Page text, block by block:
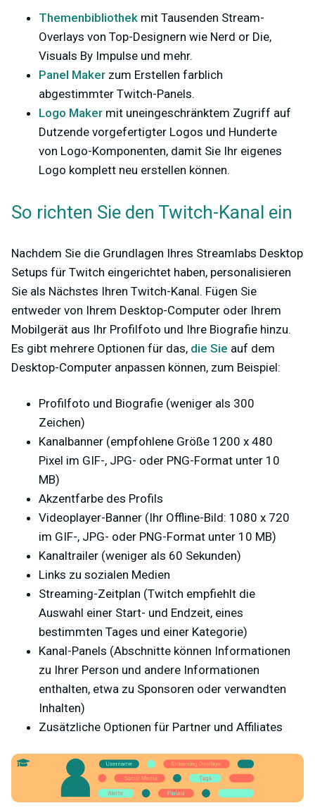
Themenbibliothek mit Tausenden Stream-
Overlays von Top-Designern wie Nerd or Die,
Visuals By Impulse und mehr.
Panel Maker zum Erstellen farblich
abgestimmter Twitch-Panels.
Logo Maker mit uneingeschränktem Zugriff auf
Dutzende vorgefertigter Logos und Hunderte
von Logo-Komponenten, damit Sie Ihr eigenes
Logo komplett neu erstellen können.
So richten Sie den Twitch-Kanal ein
Nachdem Sie die Grundlagen Ihres Streamlabs Desktop
Setups für Twitch eingerichtet haben, personalisieren
Sie als Nächstes Ihren Twitch-Kanal. Fügen Sie
entweder von Ihrem Desktop-Computer oder Ihrem
Mobilgerät aus Ihr Profilfoto und Ihre Biografie hinzu.
Es gibt mehrere Optionen für das, die Sie auf dem
Desktop-Computer anpassen können, zum Beispiel:
Profilfoto und Biografie (weniger als 300
Zeichen)
Kanalbanner (empfohlene Größe 1200 x 480
Pixel im GIF-, JPG- oder PNG-Format unter 10
MB)
Akzentfarbe des Profils
Videoplayer-Banner (Ihr Offline-Bild: 1080 x 720
im GIF-, JPG- oder PNG-Format unter 10 MB)
Kanaltrailer (weniger als 60 Sekunden)
Links zu sozialen Medien
Streaming-Zeitplan (Twitch empfiehlt die
Auswahl einer Start- und Endzeit, eines
bestimmten Tages und einer Kategorie)
Kanal-Panels (Abschnitte können Informationen
zu Ihrer Person und andere Informationen
enthalten, etwa zu Sponsoren oder verwandten
Inhalten)
Zusätzliche Optionen für Partner und Affiliates